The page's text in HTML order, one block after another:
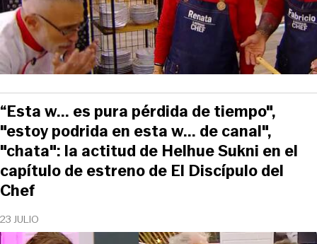
23 JULIO
“Esta w... es pura pérdida de tiempo",
"estoy podrida en esta w... de canal",
"chata": la actitud de Helhue Sukni en el
capítulo de estreno de El Discípulo del
Chef